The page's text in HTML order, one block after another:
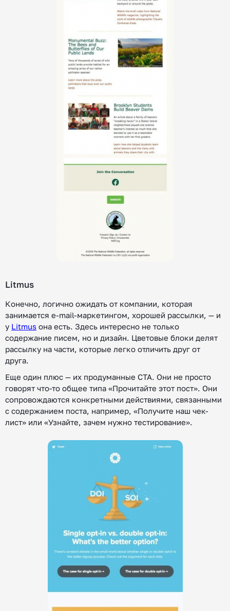
Litmus
Конечно, логично ожидать от компании, которая
занимается e-mail-маркетингом, хорошей рассылки, — и
у Litmus она есть. Здесь интересно не только
содержание писем, но и дизайн. Цветовые блоки делят
рассылку на части, которые легко отличить друг от
друга.
Еще один плюс — их продуманные СТА. Они не просто
говорят что-то общее типа «Прочитайте этот пост». Они
сопровождаются конкретными действиями, связанными
с содержанием поста, например, «Получите наш чек-
лист» или «Узнайте, зачем нужно тестирование».